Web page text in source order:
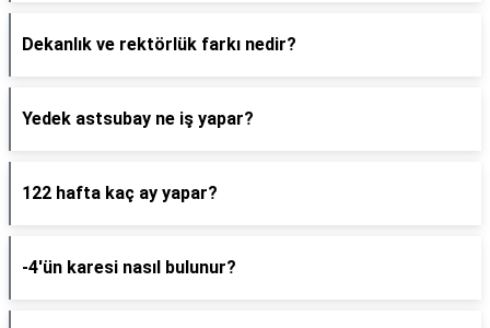
Dekanlık ve rektörlük farkı nedir?
Yedek astsubay ne iş yapar?
122 hafta kaç ay yapar?
-4'ün karesi nasıl bulunur?